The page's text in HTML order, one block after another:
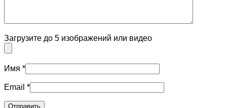
Загрузите до 5 изображений или видео
Имя *
Email *